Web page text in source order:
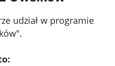
udział w programie